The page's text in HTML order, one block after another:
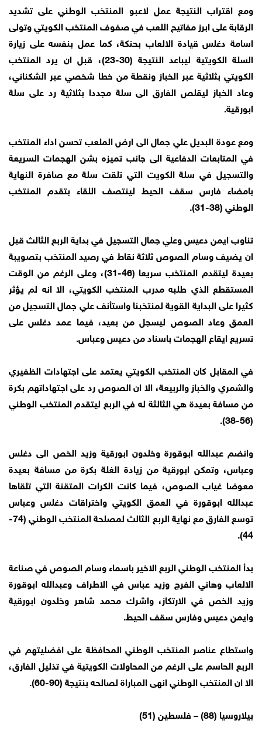
ومع اقتراب النتيجة عمل لاعبو المنتخب الوطني على تشديد
الرقابة على ابرز مفاتيح اللعب في صفوف المنتخب الكويتي وتولى
اسامة دغلس قيادة الالعاب بحنكة، كما عمل بنفسه على زيارة
السلة الكويتية ليباعد النتيجة (30-23)، قبل ان يرد المنتخب
الكويتي بثلاثية عبر الخباز ونقطة من خطا شخصي عبر الشكناني،
وعاد الخباز ليقلص الفارق الى سلة مجددا بثلاثية رد على سلة
ابورقية.
ومع عودة البديل علي جمال الى ارض الملعب تحسن اداء المنتخب
في المتابعات الدفاعية الى جانب تميزه بشن الهجمات السريعة
والتسجيل في سلة الكويت التي تلقت سلة مع صافرة النهاية
بامضاء فارس سقف الحيط لينتصف اللقاء بتقدم المنتخب
الوطني (38-31).
تناوب ايمن دعيس وعلي جمال التسجيل في بداية الربع الثالث قبل
ان يضيف وسام الصوص ثلاثة نقاط في رصيد المنتخب بتصويبة
بعيدة ليتقدم المنتخب سريعا (46-31)، وعلى الرغم من الوقت
المستقطع الذي طلبه مدرب المنتخب الكويتي، الا انه لم يؤثر
كثيرا على البداية القوية لمنتخبنا واستأنف علي جمال التسجيل من
العمق وعاد الصوص ليسجل من بعيد، فيما عمد دغلس على
تسريع ايقاع الهجمات باسناد من دعيس وعباس.
في المقابل كان المنتخب الكويتي يعتمد على اجتهادات الظفيري
والشمري والخباز والربيعة، الا ان الصوص رد على اجتهاداتهم بكرة
من مسافة بعيدة هي الثالثة له في الربع ليتقدم المنتخب الوطني
(56-38).
وانضم عبدالله ابوقورة وخلدون ابورقية وزيد الخص الى دغلس
وعباس، وتمكن ابورقية من زيادة الغلة بكرة من مسافة بعيدة
معوضا غياب الصوص، فيما كانت الكرات المتقنة التي تلقاها
عبدالله ابوقورة في العمق الكويتي واختراقات دغلس وعباس
توسع الفارق مع نهاية الربع الثالث لمصلحة المنتخب الوطني (74-
44).
بدأ المنتخب الوطني الربع الاخير باسماء وسام الصوص في صناعة
الالعاب وهاني الفرج وزيد عباس في الاطراف وعبدالله ابوقورة
وزيد الخص في الارتكاز، واشرك محمد شاهر وخلدون ابورقية
وايمن دعيس وفارس سقف الحيط.
واستطاع عناصر المنتخب الوطني المحافظة على افضليتهم في
الربع الحاسم على الرغم من المحاولات الكويتية في تذليل الفارق،
الا ان المنتخب الوطني انهى المباراة لصالحه بنتيجة (90-60).
بيلاروسيا (88) – فلسطين (51)